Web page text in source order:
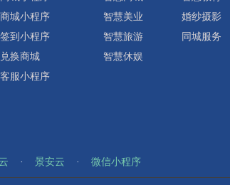
城小程序
到小程序
换商城
服小程序
智慧美业
婚纱摄影
智慧旅游
同城服务
智慧休娱
· 景安云 · 微信小程序